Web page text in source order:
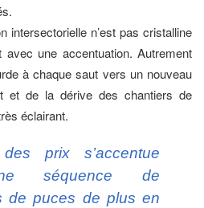
intersectorielle n’est pas cristalline
une accentuation. Autrement
à chaque saut vers un nouveau
et de la dérive des chantiers de
éclairant.
prix s’accentue
séquence de
de puces de plus en